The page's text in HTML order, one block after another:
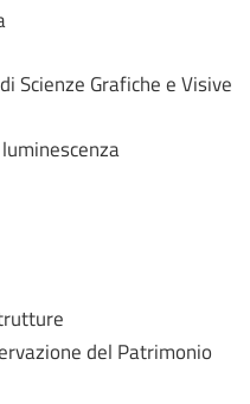
Scienze Grafiche e Visive
del Patrimonio